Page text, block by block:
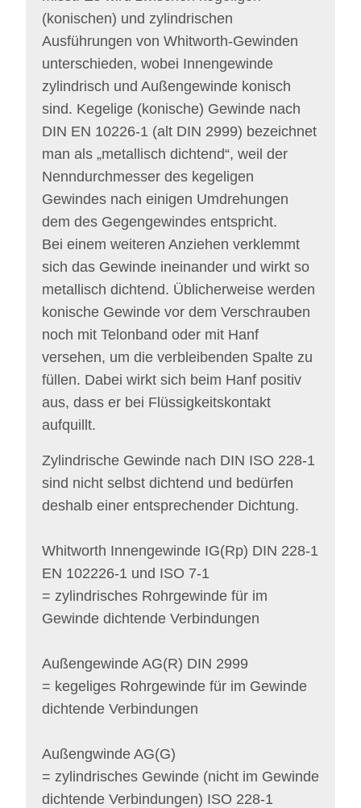
(konischen) und zylindrischen
Ausführungen von Whitworth-Gewinden
unterschieden, wobei Innengewinde
zylindrisch und Außengewinde konisch
sind. Kegelige (konische) Gewinde nach
DIN EN 10226-1 (alt DIN 2999) bezeichnet
man als „metallisch dichtend“, weil der
Nenndurchmesser des kegeligen
Gewindes nach einigen Umdrehungen
dem des Gegengewindes entspricht.
Bei einem weiteren Anziehen verklemmt
sich das Gewinde ineinander und wirkt so
metallisch dichtend. Üblicherweise werden
konische Gewinde vor dem Verschrauben
noch mit Telonband oder mit Hanf
versehen, um die verbleibenden Spalte zu
füllen. Dabei wirkt sich beim Hanf positiv
aus, dass er bei Flüssigkeitskontakt
aufquillt.
Zylindrische Gewinde nach DIN ISO 228-1
sind nicht selbst dichtend und bedürfen
deshalb einer entsprechender Dichtung.
Whitworth Innengewinde IG(Rp) DIN 228-1
EN 102226-1 und ISO 7-1
= zylindrisches Rohrgewinde für im
Gewinde dichtende Verbindungen
Außengewinde AG(R) DIN 2999
= kegeliges Rohrgewinde für im Gewinde
dichtende Verbindungen
Außengwinde AG(G)
= zylindrisches Gewinde (nicht im Gewinde
dichtende Verbindungen) ISO 228-1